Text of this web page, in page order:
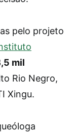
pelo projeto
mil
Rio Negro,
Xingu.